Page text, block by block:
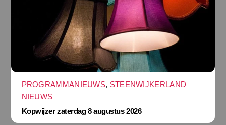
PROGRAMMANIEUWS, STEENWIJKERLAND
NIEUWS
Kopwijzer zaterdag 8 augustus 2026